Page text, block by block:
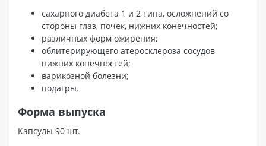
сахарного диабета 1 и 2 типа, осложнений со
стороны глаз, почек, нижних конечностей;
различных форм ожирения;
облитерирующего атеросклероза сосудов
нижних конечностей;
варикозной болезни;
подагры.
Форма выпуска
Капсулы 90 шт.